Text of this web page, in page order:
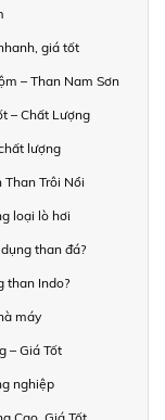
giá tốt
– Than Nam Sơn
– Chất Lượng
lượng
Than Trôi Nổi
loại lò hơi
than đá?
than Indo?
máy
– Giá Tốt
nghiệp